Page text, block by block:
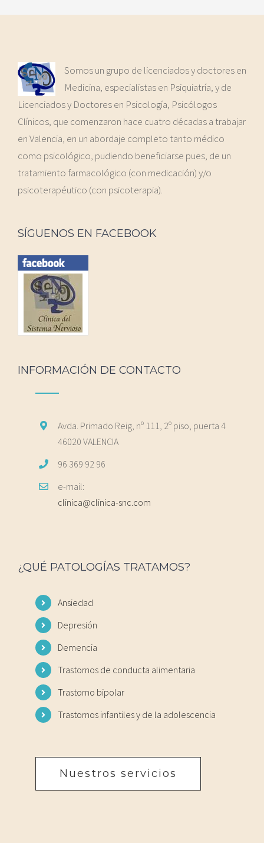
Somos un grupo de licenciados y doctores en
Medicina, especialistas en Psiquiatría, y de
Licenciados y Doctores en Psicología, Psicólogos
Clínicos, que comenzaron hace cuatro décadas a trabajar
en Valencia, en un abordaje completo tanto médico
como psicológico, pudiendo beneficiarse pues, de un
tratamiento farmacológico (con medicación) y/o
psicoterapéutico (con psicoterapia).
SÍGUENOS EN FACEBOOK
INFORMACIÓN DE CONTACTO
Avda. Primado Reig, nº 111, 2º piso, puerta 4
46020 VALENCIA
96 369 92 96
e-mail:
clinica@clinica-snc.com
¿QUÉ PATOLOGÍAS TRATAMOS?
Ansiedad
Depresión
Demencia
Trastornos de conducta alimentaria
Trastorno bipolar
Trastornos infantiles y de la adolescencia
Nuestros servicios